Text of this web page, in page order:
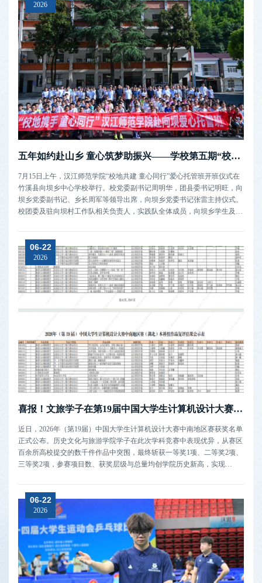
2026
五年如约赴山乡 童心筑梦助振兴——学校第五期“校地共建 童心同行”爱心托管班在竹溪向坝开班
7月15日上午，汉江师范学院“校地共建 童心同行”爱心托管班开班仪式在
竹溪县向坝乡中心学校举行。校党委副书记周明华，团县委书记明旺，向
坝乡党委副书记、乡长周军等领导出席，向坝乡党委书记张雷主持仪式。
校团委及驻向坝村工作队相关负责人，实践队全体成员，向坝乡学生及家
辛勤筹备...
06-22
2026
喜报！文旅学子在第19届中国大学生计算机设计大赛中南地区赛中荣获一等奖
近日，2026年（第19届）中国大学生计算机设计大赛中南地区赛获奖名单
正式公布。历史文化与旅游学院学子在此次学科竞赛中表现优异，从赛区
百余所高校提交的数千件作品中突围，最终斩获一等奖1项、二等奖2项、
三等奖2项，参赛项目数、获奖层级与总量均创学院历史新高，实现
学”及“数媒动漫与短片”两大赛道。姚伶俐团队的一等奖作品《一清一浊
窥诗魂——唐诗...
06-22
2026